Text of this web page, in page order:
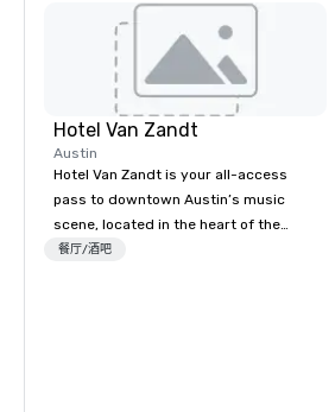
Hotel Van Zandt
Austin
Hotel Van Zandt is your all-access
pass to downtown Austin’s music
scene, located in the heart of the
Rainey Street District. You’ll find a
餐厅/酒吧